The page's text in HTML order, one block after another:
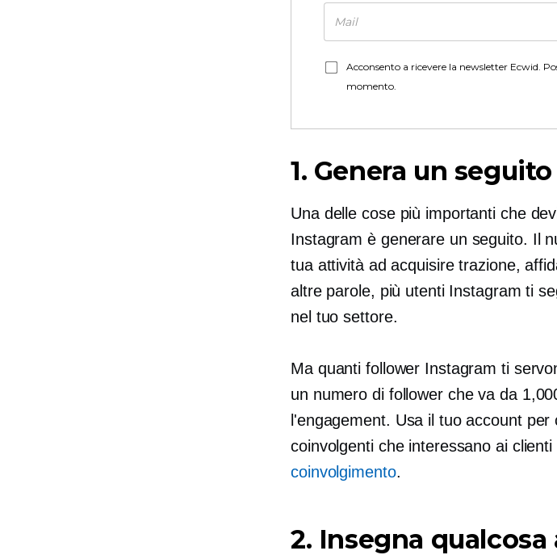
Acconsento a ricevere la newsletter Ecwid.
momento.
1. Genera un seguito
Una delle cose più importanti che
Instagram è generare un seguito. Il
tua attività ad acquisire trazione,
altre parole, più utenti Instagram ti
nel tuo settore.
Ma quanti follower Instagram ti
un numero di follower che va da
l'engagement. Usa il tuo account
coinvolgenti che interessano ai
coinvolgimento.
2. Insegna